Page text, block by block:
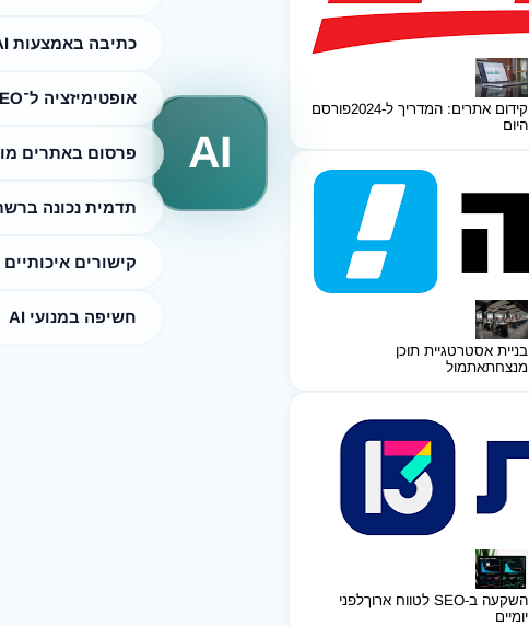
כתיבה באמצעות AI
אופטימיזציה ל־SEO
פרסום באתרים
תדמית נכונה
קישורים איכותיים
חשיפה במנועי AI
AI
קידום אתרים: המדריך ל-2024
פורסם
היום
בניית אסטרטגיית תוכן
מנצחתאתמול
השקעה ב-SEO לטווח ארוך
לפני
יומיים